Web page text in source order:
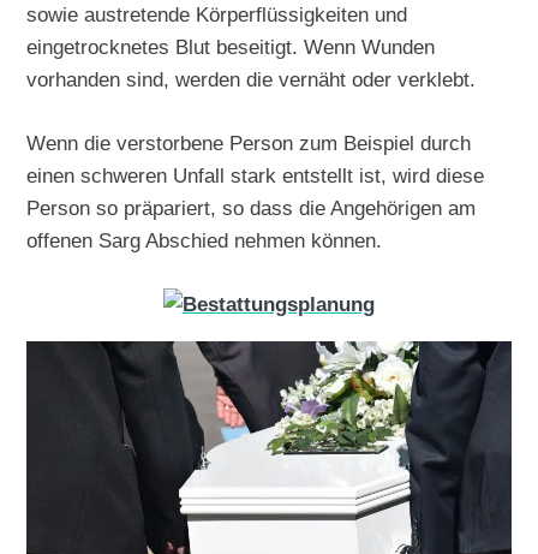
sowie austretende Körperflüssigkeiten und
eingetrocknetes Blut beseitigt. Wenn Wunden
vorhanden sind, werden die vernäht oder verklebt.
Wenn die verstorbene Person zum Beispiel durch
einen schweren Unfall stark entstellt ist, wird diese
Person so präpariert, so dass die Angehörigen am
offenen Sarg Abschied nehmen können.